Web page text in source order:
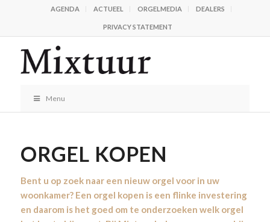
AGENDA ACTUEEL ORGELMEDIA DEALERS
PRIVACY STATEMENT
Menu
ORGEL KOPEN
Bent u op zoek naar een nieuw orgel voor in uw
woonkamer? Een orgel kopen is een flinke investering
en daarom is het goed om te onderzoeken welk orgel